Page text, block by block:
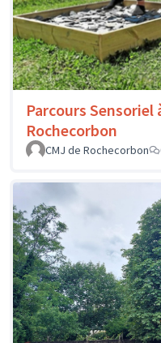
Parcours Sensoriel
Rochecorbon
CMJ de Rochecorbon